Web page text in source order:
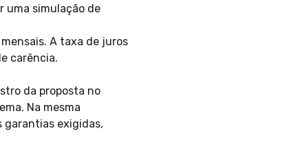
uma simulação de
A taxa de juros
carência.
da proposta no
Na mesma
garantias exigidas,